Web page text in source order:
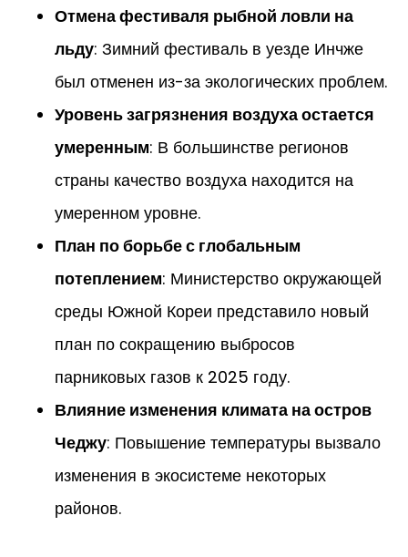
Отмена фестиваля рыбной ловли на
льду: Зимний фестиваль в уезде Инчже
был отменен из-за экологических проблем.
Уровень загрязнения воздуха остается
умеренным: В большинстве регионов
страны качество воздуха находится на
умеренном уровне.
План по борьбе с глобальным
потеплением: Министерство окружающей
среды Южной Кореи представило новый
план по сокращению выбросов
парниковых газов к 2025 году.
Влияние изменения климата на остров
Чеджу: Повышение температуры вызвало
изменения в экосистеме некоторых
районов.